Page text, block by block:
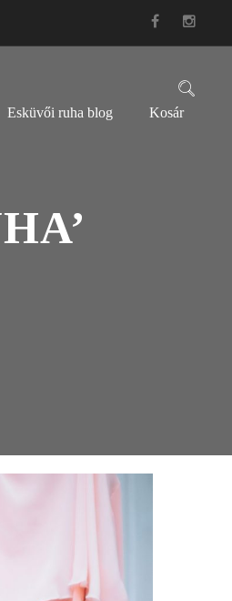
Esküvői ruha blog Kosár